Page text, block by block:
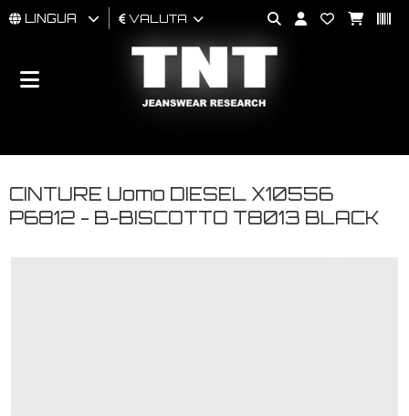
UOMO
BRAND
LINGUA VALUTA
CINTURE Uomo DIESEL X10556
P6812 - B-BISCOTTO T8013 BLACK